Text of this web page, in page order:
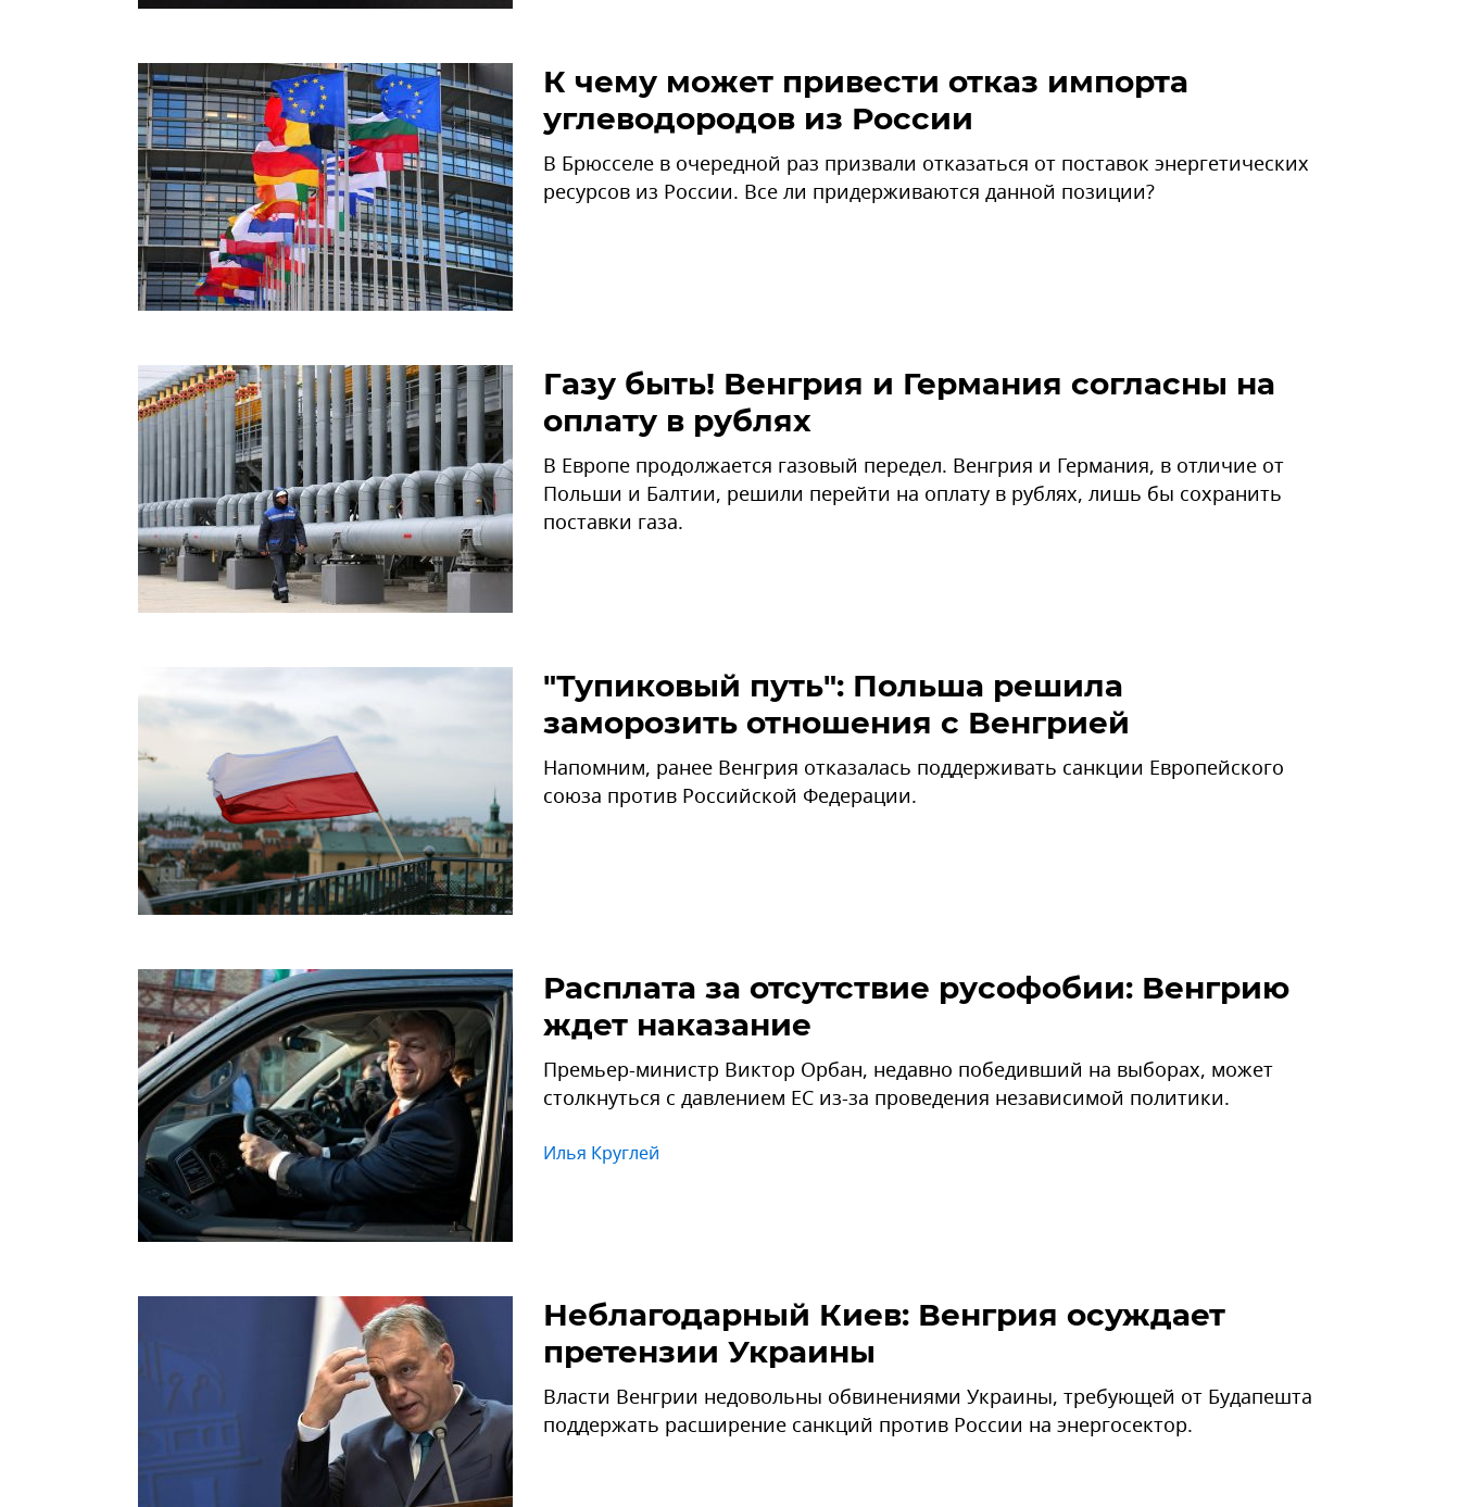
К чему может привести отказ импорта
углеводородов из России
В Брюсселе в очередной раз призвали отказаться от поставок энергетических
ресурсов из России. Все ли придерживаются данной позиции?
Газу быть! Венгрия и Германия согласны на
оплату в рублях
В Европе продолжается газовый передел. Венгрия и Германия, в отличие от
Польши и Балтии, решили перейти на оплату в рублях, лишь бы сохранить
поставки газа.
"Тупиковый путь": Польша решила
заморозить отношения с Венгрией
Напомним, ранее Венгрия отказалась поддерживать санкции Европейского
союза против Российской Федерации.
Расплата за отсутствие русофобии: Венгрию
ждет наказание
Премьер-министр Виктор Орбан, недавно победивший на выборах, может
столкнуться с давлением ЕС из-за проведения независимой политики.
Илья Круглей
Неблагодарный Киев: Венгрия осуждает
претензии Украины
Власти Венгрии недовольны обвинениями Украины, требующей от Будапешта
поддержать расширение санкций против России на энергосектор.